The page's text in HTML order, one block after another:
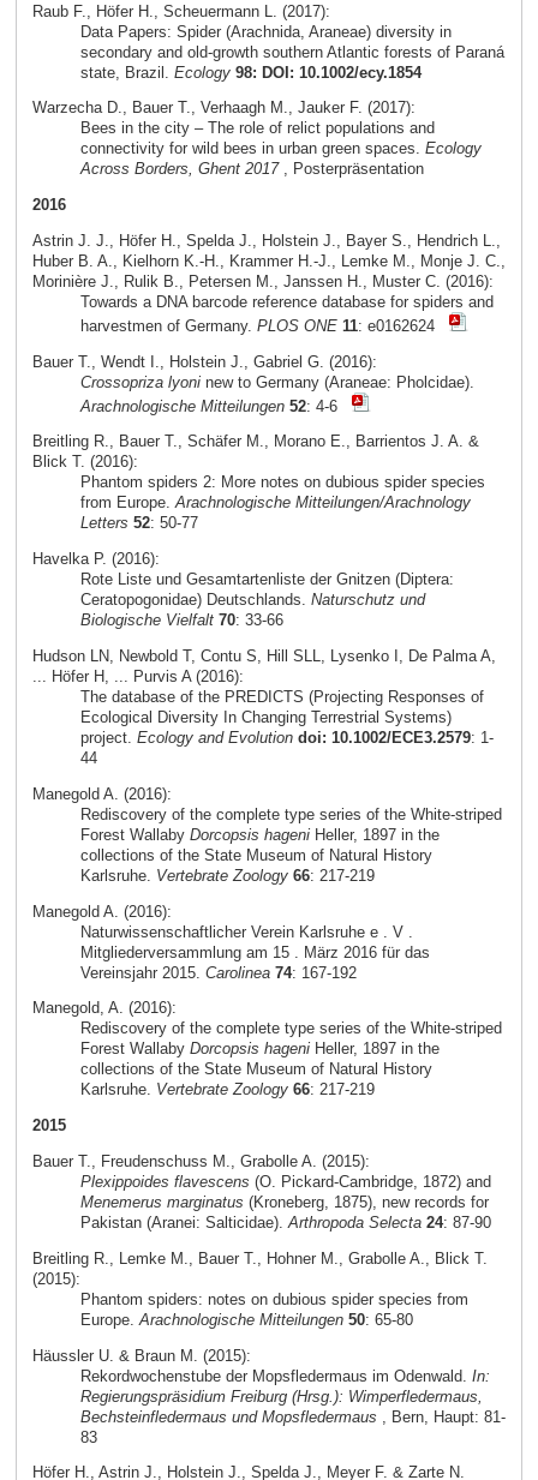
Raub F., Höfer H., Scheuermann L. (2017):
Data Papers: Spider (Arachnida, Araneae) diversity in
secondary and old-growth southern Atlantic forests of Paraná
state, Brazil. Ecology 98: DOI: 10.1002/ecy.1854
Warzecha D., Bauer T., Verhaagh M., Jauker F. (2017):
Bees in the city – The role of relict populations and
connectivity for wild bees in urban green spaces. Ecology
Across Borders, Ghent 2017, Posterpräsentation
2016
Astrin J. J., Höfer H., Spelda J., Holstein J., Bayer S., Hendrich L.,
Huber B. A., Kielhorn K.-H., Krammer H.-J., Lemke M., Monje J. C.,
Morinière J., Rulik B., Petersen M., Janssen H., Muster C. (2016):
Towards a DNA barcode reference database for spiders and
harvestmen of Germany. PLOS ONE 11: e0162624
Bauer T., Wendt I., Holstein J., Gabriel G. (2016):
Crossopriza lyoninew to Germany (Araneae: Pholcidae).
Arachnologische Mitteilungen 52: 4-6
Breitling R., Bauer T., Schäfer M., Morano E., Barrientos J. A. &
Blick T. (2016):
Phantom spiders 2: More notes on dubious spider species
from Europe.Arachnologische Mitteilungen/Arachnology
Letters 52: 50-77
Havelka P. (2016):
Rote Liste und Gesamtartenliste der Gnitzen (Diptera:
Ceratopogonidae) Deutschlands. Naturschutz und
Biologische Vielfalt 70: 33-66
Hudson LN, Newbold T, Contu S, Hill SLL, Lysenko I, De Palma A,
... Höfer H, ... Purvis A (2016):
The database of the PREDICTS (Projecting Responses of
Ecological Diversity In Changing Terrestrial Systems)
project. Ecology and Evolution doi: 10.1002/ECE3.2579: 1-
44
Manegold A. (2016):
Rediscovery of the complete type series of the White-striped
Forest Wallaby Dorcopsis hageniHeller, 1897 in the
collections of the State Museum of Natural History
Karlsruhe. Vertebrate Zoology 66: 217-219
Manegold A. (2016):
Naturwissenschaftlicher Verein Karlsruhe e . V .
Mitgliederversammlung am 15 . März 2016 für das
Vereinsjahr 2015. Carolinea 74: 167-192
Manegold, A. (2016):
Rediscovery of the complete type series of the White-striped
Forest Wallaby Dorcopsis hageniHeller, 1897 in the
collections of the State Museum of Natural History
Karlsruhe. Vertebrate Zoology 66: 217-219
2015
Bauer T., Freudenschuss M., Grabolle A. (2015):
Plexippoides flavescens (O. Pickard-Cambridge, 1872) and
Menemerus marginatus (Kroneberg, 1875), new records for
Pakistan (Aranei: Salticidae).Arthropoda Selecta 24: 87-90
Breitling R., Lemke M., Bauer T., Hohner M., Grabolle A., Blick T.
(2015):
Phantom spiders: notes on dubious spider species from
Europe. Arachnologische Mitteilungen 50: 65-80
Häussler U. & Braun M. (2015):
Rekordwochenstube der Mopsfledermaus im Odenwald. In:
Regierungspräsidium Freiburg (Hrsg.): Wimperfledermaus,
Bechsteinfledermaus und Mopsfledermaus , Bern, Haupt: 81-
83
Höfer H., Astrin J., Holstein J., Spelda J., Meyer F. & Zarte N.